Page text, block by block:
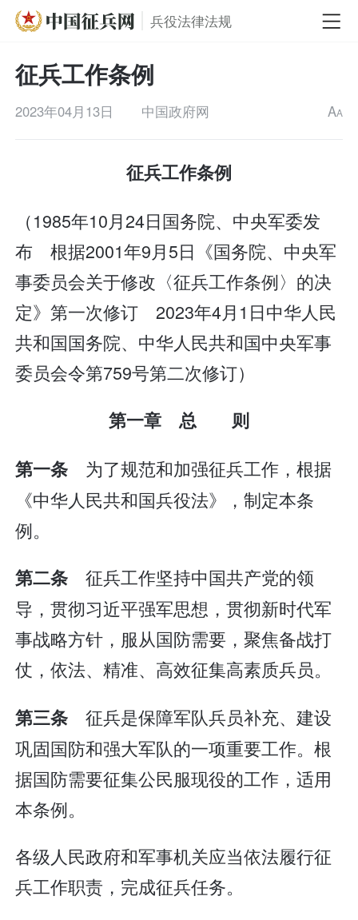
兵役法律法规
征兵工作条例
2023年04月13日 中国政府网 AA
征兵工作条例
（1985年10月24日国务院、中央军委发
布 根据2001年9月5日《国务院、中央军
事委员会关于修改〈征兵工作条例〉的决
定》第一次修订 2023年4月1日中华人民
共和国国务院、中华人民共和国中央军事
委员会令第759号第二次修订）
第一章 总 则
第一条 为了规范和加强征兵工作，根据
《中华人民共和国兵役法》，制定本条
例。
第二条 征兵工作坚持中国共产党的领
导，贯彻习近平强军思想，贯彻新时代军
事战略方针，服从国防需要，聚焦备战打
仗，依法、精准、高效征集高素质兵员。
第三条 征兵是保障军队兵员补充、建设
巩固国防和强大军队的一项重要工作。根
据国防需要征集公民服现役的工作，适用
本条例。
各级人民政府和军事机关应当依法履行征
兵工作职责，完成征兵任务。